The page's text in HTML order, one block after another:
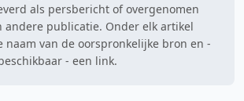
als persbericht of overgenomen
andere publicatie. Onder elk artikel
naam van de oorspronkelijke bron en -
- een link.